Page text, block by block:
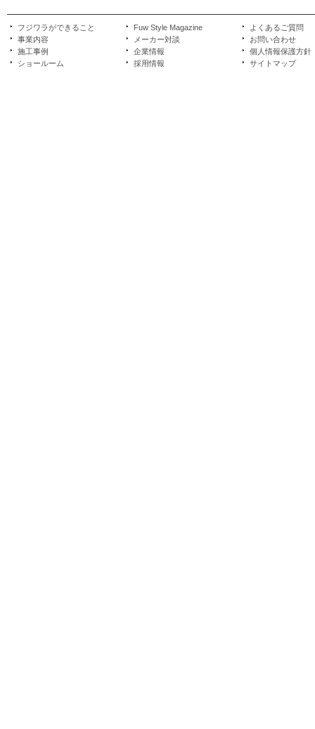
フジワラができること
事業内容
施工事例
ショールーム
Fuw Style Magazine
メーカー対談
企業情報
採用情報
よくあるご質問
お問い合わせ
個人情報保護方針
サイトマップ